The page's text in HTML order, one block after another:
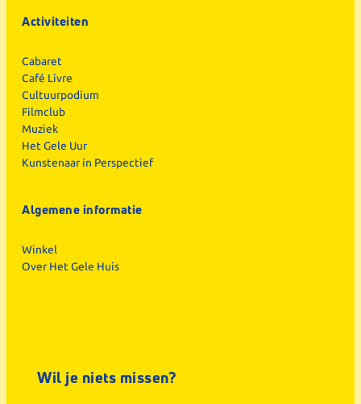
Activiteiten
Cabaret
Café Livre
Cultuurpodium
Filmclub
Muziek
Het Gele Uur
Kunstenaar in Perspectief
Algemene informatie
Winkel
Over Het Gele Huis
Wil je niets missen?